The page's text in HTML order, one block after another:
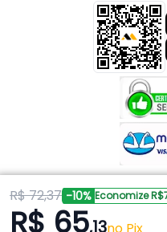
R$ 72,37 -10% Economize
R$ 65,13
Copyright © 2026 Mark